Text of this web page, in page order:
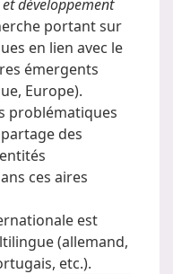
développement
portant sur
en lien avec le
émergents
Europe).
problématiques
des
ces aires
est
(allemand,
etc.).